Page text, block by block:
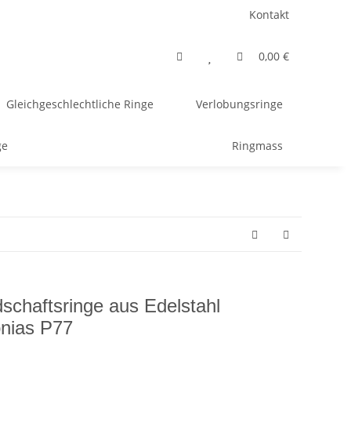
Kontakt
0,00 €
Gleichgeschlechtliche Ringe Verlobungsringe
Ringmass
aus Edelstahl
P77